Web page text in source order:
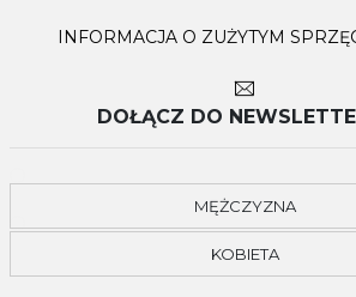
INFORMACJA O ZUŻYTYM
DOŁĄCZ DO
MĘŻCZYZNA
KOBIETA